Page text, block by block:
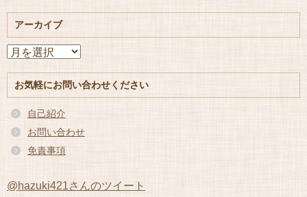
アーカイブ
ア
イ
ブ
お気軽にお問い合わせください
自己紹介
お問い合わせ
免責事項
@hazuki421さんのツイート